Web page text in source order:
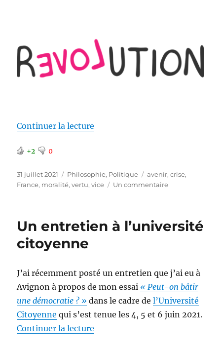
Continuer la lecture
+2 0
Publié
le
31 juillet 2021 Catégories
Philosophie, Politique Étiquettes
avenir,crise,
France, moralité,vertu,vice Un commentairesur
un
Un entretien à l’université
citoyenne
J’ai récemment posté un entretien que j’ai eu à
Avignon à propos de mon essai « Peut-on bâtir
une démocratie ? » dans le cadre del’Université
Citoyenne qui s’est tenue les 4, 5 et 6 juin 2021.
Continuer la lecture